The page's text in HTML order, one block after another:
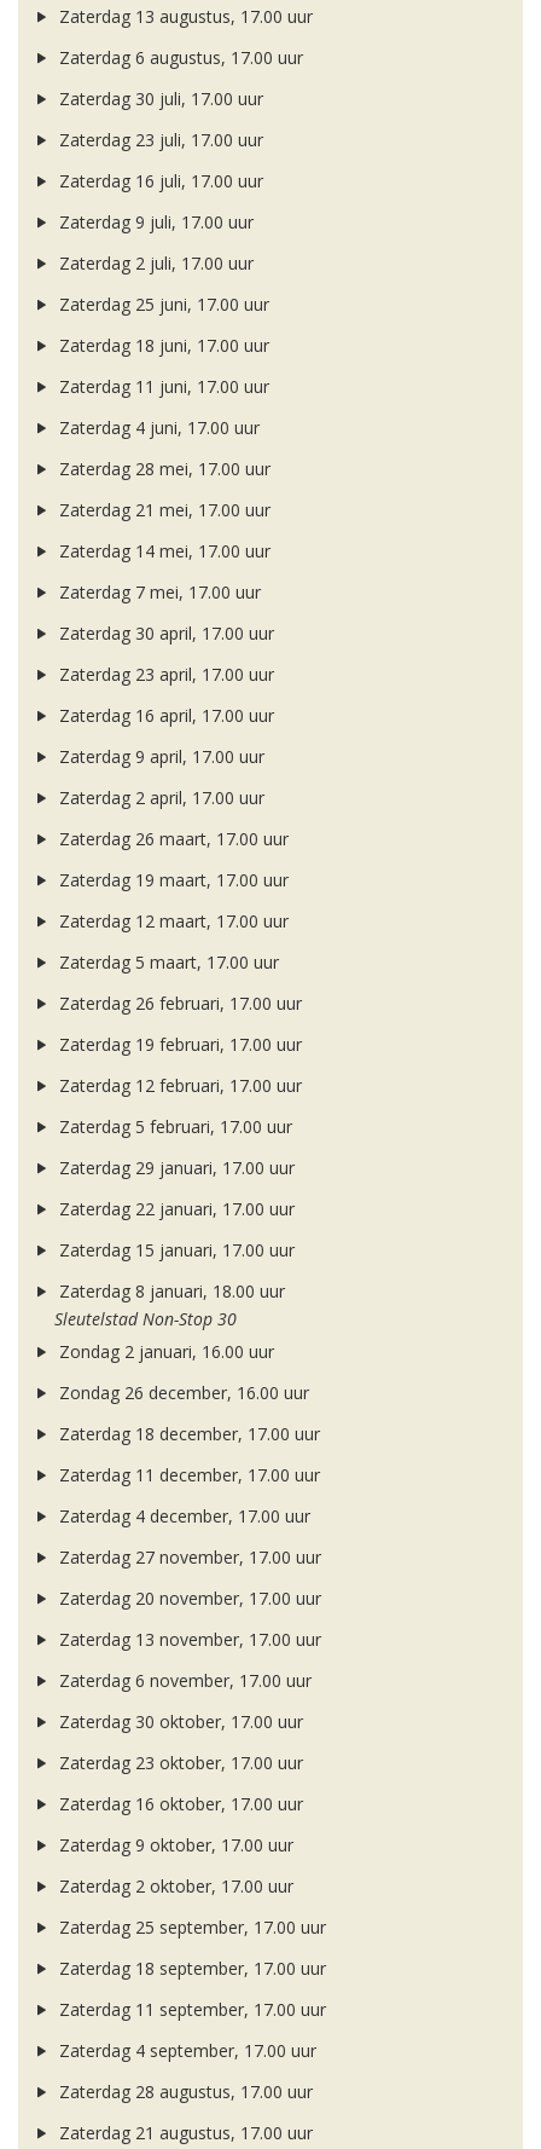
Zaterdag 13 augustus, 17.00 uur
Zaterdag 6 augustus, 17.00 uur
Zaterdag 30 juli, 17.00 uur
Zaterdag 23 juli, 17.00 uur
Zaterdag 16 juli, 17.00 uur
Zaterdag 9 juli, 17.00 uur
Zaterdag 2 juli, 17.00 uur
Zaterdag 25 juni, 17.00 uur
Zaterdag 18 juni, 17.00 uur
Zaterdag 11 juni, 17.00 uur
Zaterdag 4 juni, 17.00 uur
Zaterdag 28 mei, 17.00 uur
Zaterdag 21 mei, 17.00 uur
Zaterdag 14 mei, 17.00 uur
Zaterdag 7 mei, 17.00 uur
Zaterdag 30 april, 17.00 uur
Zaterdag 23 april, 17.00 uur
Zaterdag 16 april, 17.00 uur
Zaterdag 9 april, 17.00 uur
Zaterdag 2 april, 17.00 uur
Zaterdag 26 maart, 17.00 uur
Zaterdag 19 maart, 17.00 uur
Zaterdag 12 maart, 17.00 uur
Zaterdag 5 maart, 17.00 uur
Zaterdag 26 februari, 17.00 uur
Zaterdag 19 februari, 17.00 uur
Zaterdag 12 februari, 17.00 uur
Zaterdag 5 februari, 17.00 uur
Zaterdag 29 januari, 17.00 uur
Zaterdag 22 januari, 17.00 uur
Zaterdag 15 januari, 17.00 uur
Zaterdag 8 januari, 18.00 uur
Sleutelstad Non-Stop 30
Zondag 2 januari, 16.00 uur
Zondag 26 december, 16.00 uur
Zaterdag 18 december, 17.00 uur
Zaterdag 11 december, 17.00 uur
Zaterdag 4 december, 17.00 uur
Zaterdag 27 november, 17.00 uur
Zaterdag 20 november, 17.00 uur
Zaterdag 13 november, 17.00 uur
Zaterdag 6 november, 17.00 uur
Zaterdag 30 oktober, 17.00 uur
Zaterdag 23 oktober, 17.00 uur
Zaterdag 16 oktober, 17.00 uur
Zaterdag 9 oktober, 17.00 uur
Zaterdag 2 oktober, 17.00 uur
Zaterdag 25 september, 17.00 uur
Zaterdag 18 september, 17.00 uur
Zaterdag 11 september, 17.00 uur
Zaterdag 4 september, 17.00 uur
Zaterdag 28 augustus, 17.00 uur
Zaterdag 21 augustus, 17.00 uur